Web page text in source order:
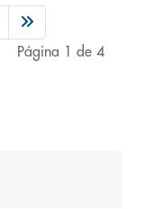
Página 1 de 4